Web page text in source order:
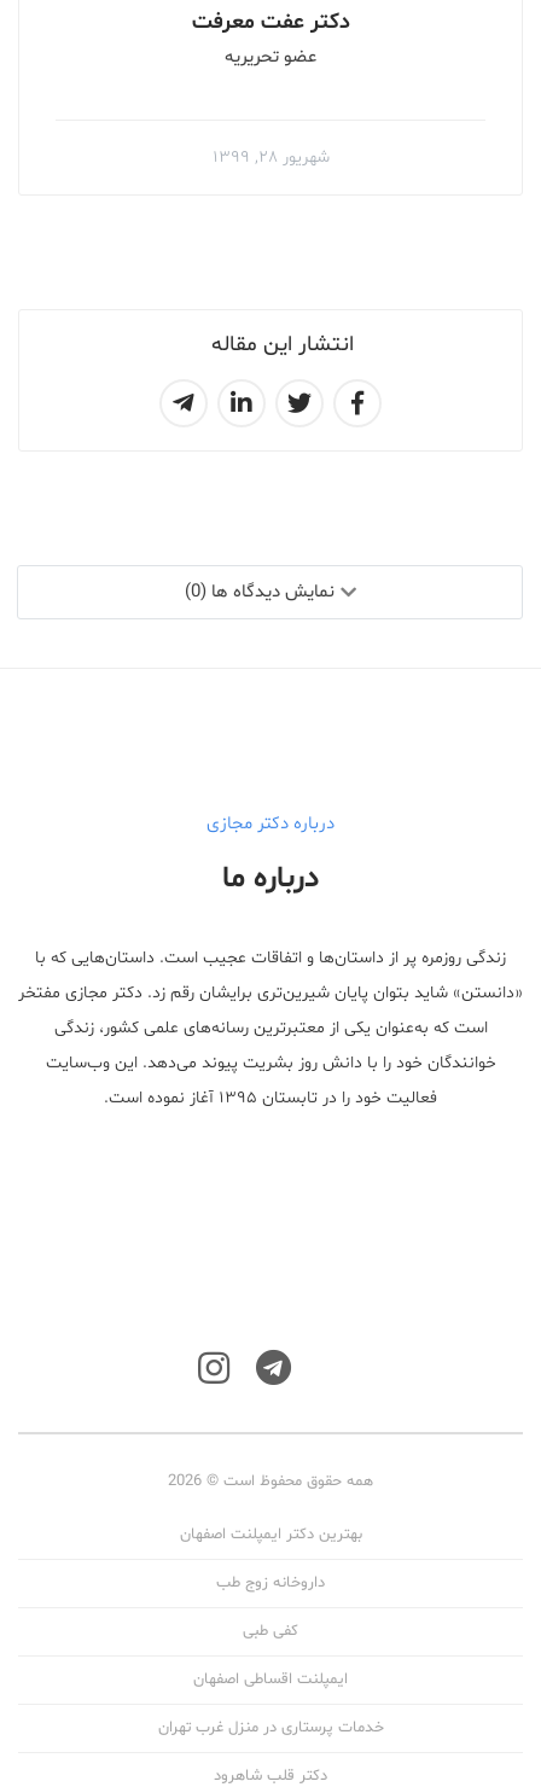
انتشار این مقاله
دکتر عفت معرفت
عضو تحریریه
شهریور ۲۸, ۱۳۹۹
نمایش دیدگاه ها (0)
درباره دکتر مجازی
درباره ما
زندگی روزمره پر از داستان‌ها و اتفاقات عجیب است. داستان‌هایی که با
«دانستن» شاید بتوان پایان شیرین‌تری برایشان رقم زد. دکتر مجازی مفتخر
است که به‌عنوان یکی از معتبر‌ترین رسانه‌های علمی کشور، زندگی
خوانندگان خود را با دانش روز بشریت پیوند می‌دهد. این وب‌سایت
فعالیت خود را در تابستان ۱۳۹۵ آغاز نموده است.
همه حقوق محفوظ است © 2026
بهترین دکتر ایمپلنت اصفهان
داروخانه زوج طب
کفی طبی
ایمپلنت اقساطی اصفهان
خدمات پرستاری در منزل غرب تهران
دکتر قلب شاهرود